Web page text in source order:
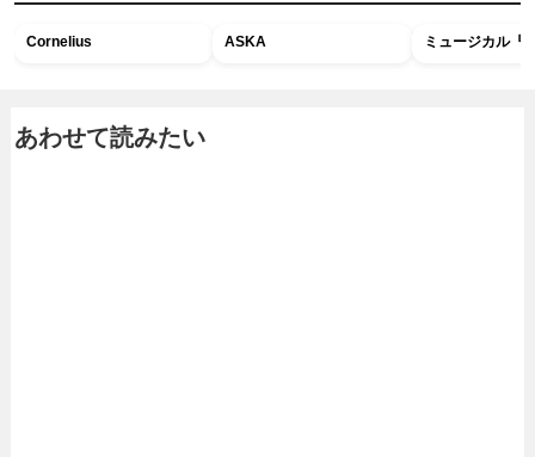
Cornelius ASKA ミュージカル『
あわせて読みたい